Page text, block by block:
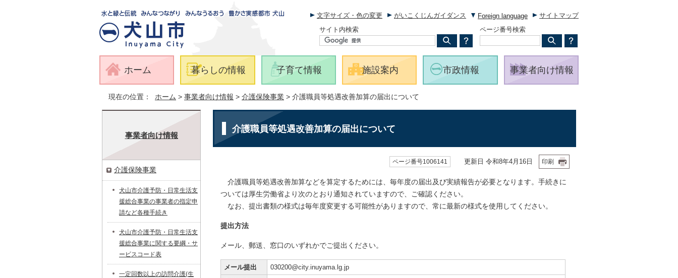
文字サイズ・色の変更 がいこくじんガイダンス Foreign language
サイトマップ
サイト内検索
ページ番号検索
ホーム 暮らしの情報 子育て情報 施設案内 市政情報 事業者向け情報
現在の位置： ホーム > 事業者向け情報 > 介護保険事業 > 介護職員等処遇改善加算の届出について
介護職員等処遇改善加算の届出について
ページ番号1006141 更新日 令和8年4月16日 印刷
介護職員等処遇改善加算などを算定するためには、毎年度の届出及び実績報告が必要となります。手続きに
ついては厚生労働省より次のとおり通知されていますので、ご確認ください。
なお、提出書類の様式は毎年度変更する可能性がありますので、常に最新の様式を使用してください。
提出方法
メール、郵送、窓口のいずれかでご提出ください。
メール提出
030200@city.inuyama.lg.jp
事業者向け情報
介護保険事業
犬山市介護予防・日常生活支
援総合事業の事業者の指定申
請など各種手続き
犬山市介護予防・日常生活支
援総合事業に関する要綱・サ
ービスコード表
一定回数以上の訪問介護(生